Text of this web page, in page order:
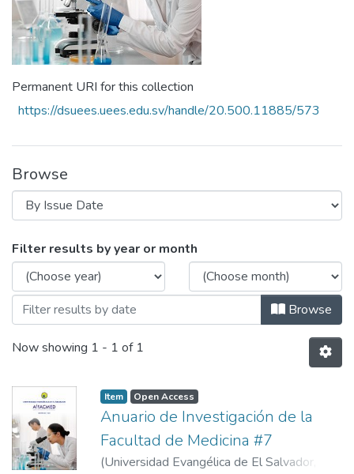
Permanent URI for this collection
https://dsuees.uees.edu.sv/handle/20.500.11885/573
Browse
Browsing Anuario N°7 by Issue Date
Filter results by year or month
Browse
Now showing 1 - 1 of 1
Item Open Access
Anuario de Investigación de la
Facultad de Medicina #7
(Universidad Evangélica de El Salvador,